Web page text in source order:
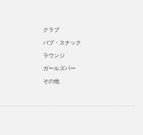
クラブ
パブ・スナック
ラウンジ
ガールズバー
その他